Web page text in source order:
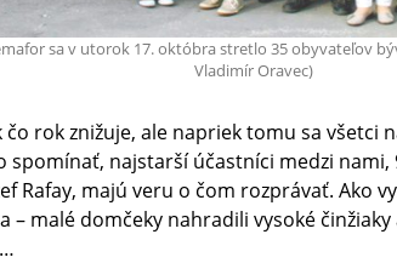
sa v utorok 17. októbra stretlo 35 obyvateľov
Vladimír Oravec)
čo rok znižuje, ale napriek tomu sa všetci
spomínať, najstarší účastníci medzi nami,
Rafay, majú veru o čom rozprávať. Ako
– malé domčeky nahradili vysoké